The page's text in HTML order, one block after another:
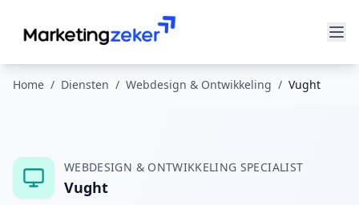
Home / Diensten / Webdesign & Ontwikkeling / Vught
WEBDESIGN & ONTWIKKELING SPECIALIST
Vught